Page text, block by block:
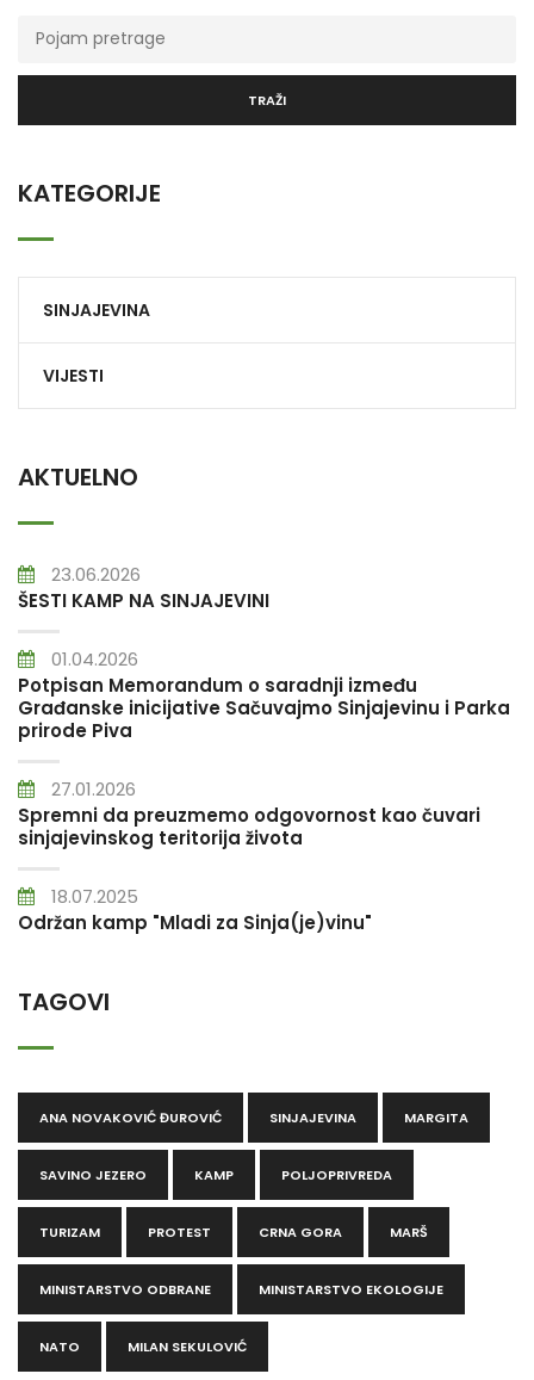
TRAŽI
KATEGORIJE
SINJAJEVINA
VIJESTI
AKTUELNO
23.06.2026
ŠESTI KAMP NA SINJAJEVINI
01.04.2026
Potpisan Memorandum o saradnji između
Građanske inicijative Sačuvajmo Sinjajevinu i Parka
prirode Piva
27.01.2026
Spremni da preuzmemo odgovornost kao čuvari
sinjajevinskog teritorija života
18.07.2025
Održan kamp "Mladi za Sinja(je)vinu"
TAGOVI
ANA NOVAKOVIĆ ĐUROVIĆ SINJAJEVINA MARGITA
SAVINO JEZERO KAMP POLJOPRIVREDA
TURIZAM PROTEST CRNA GORA MARŠ
MINISTARSTVO ODBRANE MINISTARSTVO EKOLOGIJE
NATO MILAN SEKULOVIĆ